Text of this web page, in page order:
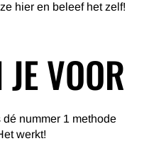
hier en beleef het zelf!
VOOR
nummer 1 methode
werkt!